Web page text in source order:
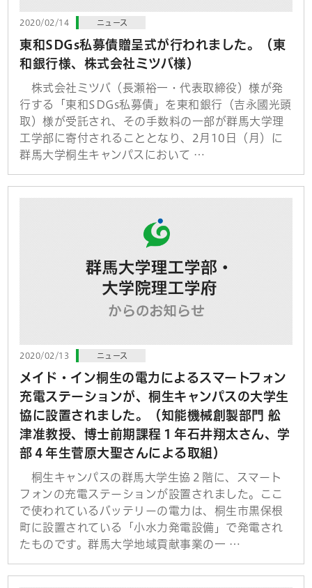
2020/02/14 ニュース
東和SDGs私募債贈呈式が行われました。（東
和銀行様、株式会社ミツバ様）
株式会社ミツバ（長瀬裕一・代表取締役）様が発
行する「東和SDGs私募債」を東和銀行（吉永國光頭
取）様が受託され、その手数料の一部が群馬大学理
工学部に寄付されることとなり、2月10日（月）に
群馬大学桐生キャンパスにおいて …
2020/02/13 ニュース
メイド・イン桐生の電力によるスマートフォン
充電ステーションが、桐生キャンパスの大学生
協に設置されました。（知能機械創製部門 舩
津准教授、博士前期課程１年石井翔太さん、学
部４年生菅原大聖さんによる取組）
桐生キャンパスの群馬大学生協２階に、スマート
フォンの充電ステーションが設置されました。ここ
で使われているバッテリーの電力は、桐生市黒保根
町に設置されている「小水力発電設備」で発電され
たものです。群馬大学地域貢献事業の一 …